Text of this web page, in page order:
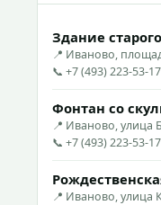
Здание
📍 Иваново,
📞 +7 (493) 223-53-17
Фонтан со
📍 Иваново, улица
📞 +7 (493) 223-53-17
📍 Иваново, улица